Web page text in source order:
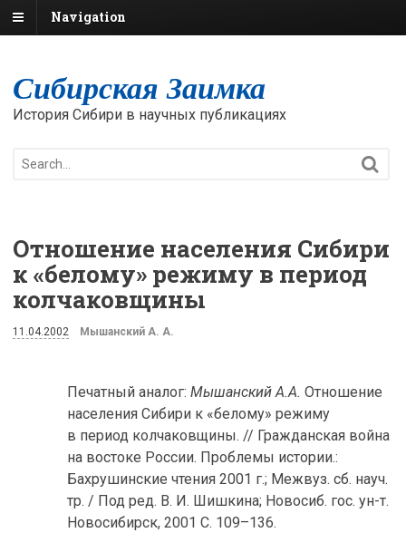
Navigation
Сибирская Заимка
История Сибири в научных публикациях
Отношение населения Сибири
к «белому» режиму в период
колчаковщины
11.04.2002 Мышанский А. А.
Печатный аналог: Мышанский А.А. Отношение
населения Сибири к «белому» режиму
в период колчаковщины. // Гражданская война
на востоке России. Проблемы истории.:
Бахрушинские чтения 2001 г.; Межвуз. сб. науч.
тр. / Под ред. В. И. Шишкина; Новосиб. гос. ун-т.
Новосибирск, 2001 C. 109–136.